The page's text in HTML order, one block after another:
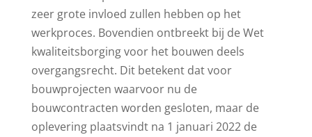
zeer grote invloed zullen hebben op het
werkproces. Bovendien ontbreekt bij de Wet
kwaliteitsborging voor het bouwen deels
overgangsrecht. Dit betekent dat voor
bouwprojecten waarvoor nu de
bouwcontracten worden gesloten, maar de
oplevering plaatsvindt na 1 januari 2022 de